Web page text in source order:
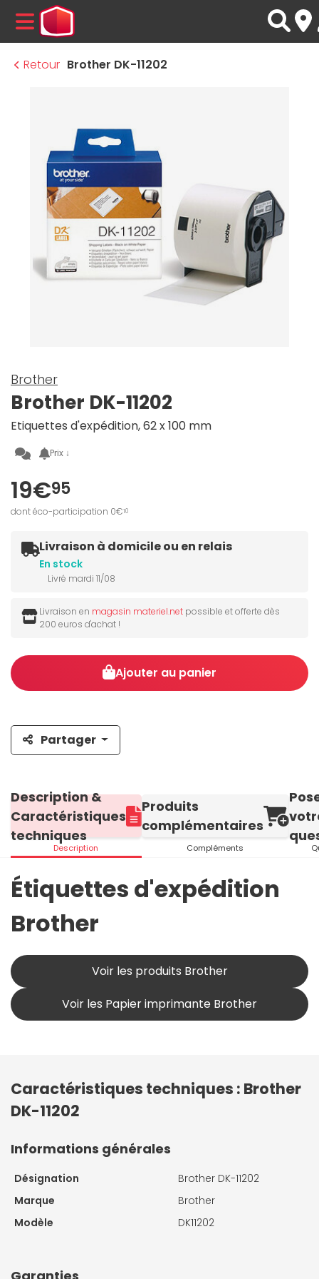
MENU
Retour Brother DK-11202
Brother
Brother DK-11202
Etiquettes d'expédition, 62 x 100 mm
Prix ↓
19€95
dont éco-participation 0€10
Livraison à domicile ou en relais
En stock
Livré mardi 11/08
Livraison en magasin materiel.net possible et offerte dès
200 euros d'achat !
Ajouter au panier
Partager
Description &
Caractéristiques
techniques
Description
Produits
complémentaires
Compléments
Étiquettes d'expédition
Brother
Voir les produits Brother
Voir les Papier imprimante Brother
Caractéristiques techniques : Brother
DK-11202
Informations générales
Désignation
Brother DK-11202
Marque
Brother
Modèle
DK11202